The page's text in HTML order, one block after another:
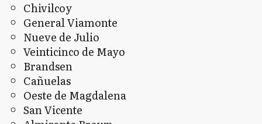
Chivilcoy
General Viamonte
Nueve de Julio
Veinticinco de Mayo
Brandsen
Cañuelas
Oeste de Magdalena
San Vicente